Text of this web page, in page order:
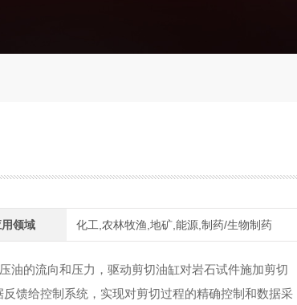
用领域 化工,农林牧渔,地矿,能源,制药/生物制药
油的流向和压力，驱动剪切油缸对岩石试件施加剪切
馈给控制系统，实现对剪切过程的精确控制和数据采